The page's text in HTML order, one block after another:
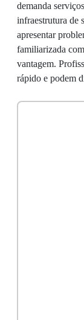
demanda
infraestrutura de
apresentar
familiarizada
vantagem.
rápido e podem